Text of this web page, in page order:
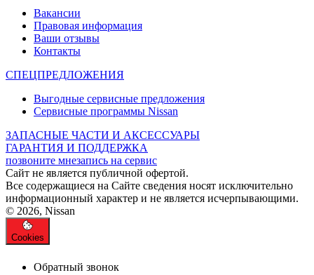
Вакансии
Правовая информация
Ваши отзывы
Контакты
СПЕЦПРЕДЛОЖЕНИЯ
Выгодные сервисные предложения
Сервисные программы Nissan
ЗАПАСНЫЕ ЧАСТИ И АКСЕССУАРЫ
ГАРАНТИЯ И ПОДДЕРЖКА
позвоните мнезапись на сервис
Cайт не является публичной офертой.
Все содержащиеся на Сайте сведения носят исключительно
информационный характер и не является исчерпывающими.
© 2026, Nissan
Cookies
Обратный звонок